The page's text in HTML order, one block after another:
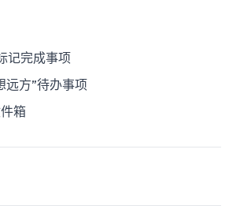
记完成事项
远方”待办事项
箱